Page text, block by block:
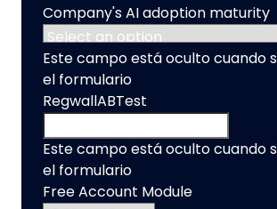
Company's AI adoption maturity
Este campo está oculto cuando
el formulario
RegwallABTest
Este campo está oculto cuando
el formulario
Free Account Module